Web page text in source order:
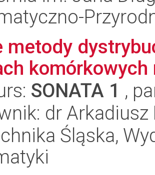
metody
SONATA 1 ,
dr
Śląska,